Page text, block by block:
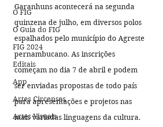
O FIG
O Guia do FIG
FIG 2024
Editais
App
Artes Circenses
Artes Visuais
Garanhuns acontecerá na segunda
quinzena de julho, em diversos polos
espalhados pelo município do Agreste
pernambucano. As inscrições
começam no dia 7 de abril e podem
ser enviadas propostas de todo país
para apresentações e projetos nas
mais variadas linguagens da cultura.